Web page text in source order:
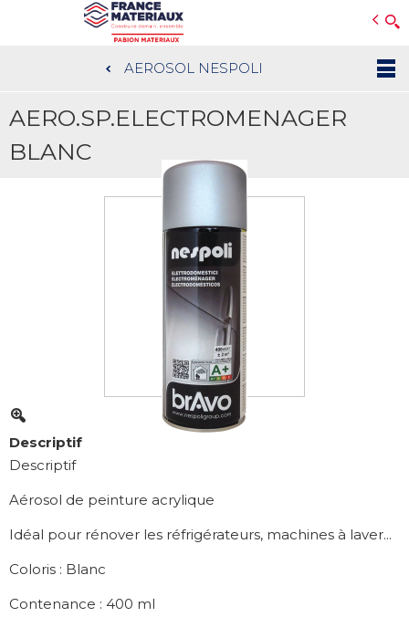
contenu
AEROSOL NESPOLI
AERO.SP.ELECTROMENAGER
BLANC
Descriptif
Descriptif
Aérosol de peinture acrylique
Idéal pour rénover les réfrigérateurs, machines à laver...
Coloris : Blanc
Contenance : 400 ml